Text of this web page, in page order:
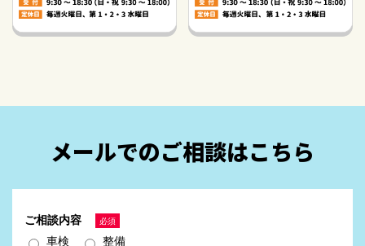
メールでのご相談はこちら
ご相談内容 必須
車検 整備